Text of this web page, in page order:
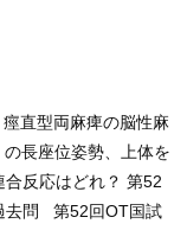
直型両麻痺の脳性麻
長座位姿勢、上体を
反応はどれ？ 第52
去問 第52回OT国試